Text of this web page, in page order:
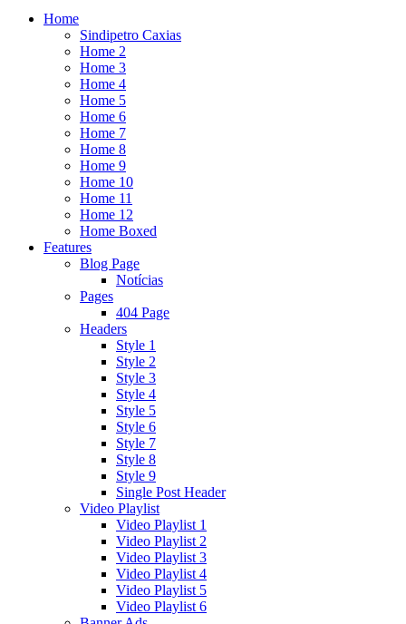
Home
Sindipetro Caxias
Home 2
Home 3
Home 4
Home 5
Home 6
Home 7
Home 8
Home 9
Home 10
Home 11
Home 12
Home Boxed
Features
Blog Page
Notícias
Pages
404 Page
Headers
Style 1
Style 2
Style 3
Style 4
Style 5
Style 6
Style 7
Style 8
Style 9
Single Post Header
Video Playlist
Video Playlist 1
Video Playlist 2
Video Playlist 3
Video Playlist 4
Video Playlist 5
Video Playlist 6